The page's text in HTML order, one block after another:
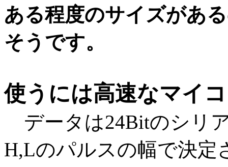
ある程度のサイズがあ
そうです。
使うには高速なマイ
データは24Bitのシリ
H,Lのパルスの幅で決定